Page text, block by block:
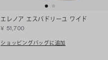
エレノア エスパドリーユ ワイド
¥ 51,700
ショッピングバッグに追加